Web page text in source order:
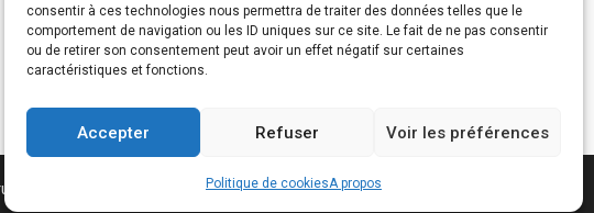
consentir à ces technologies nous permettra de traiter des données telles que le
comportement de navigation ou les ID uniques sur ce site. Le fait de ne pas consentir
ou de retirer son consentement peut avoir un effet négatif sur certaines
caractéristiques et fonctions.
Accepter Refuser Voir les préférences
Politique de cookiesA propos
Audio
avec